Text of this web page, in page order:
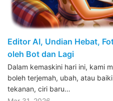
Editor AI, Undian Hebat,
oleh Bot dan Lagi
Dalam kemaskini hari ini, kami
boleh terjemah, ubah, atau
tekanan, ciri baru…